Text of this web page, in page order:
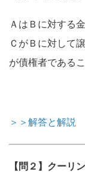
ＡはＢに対する
ＣがＢに対して
が債権者である
＞＞解答と解説
【問２】クーリ